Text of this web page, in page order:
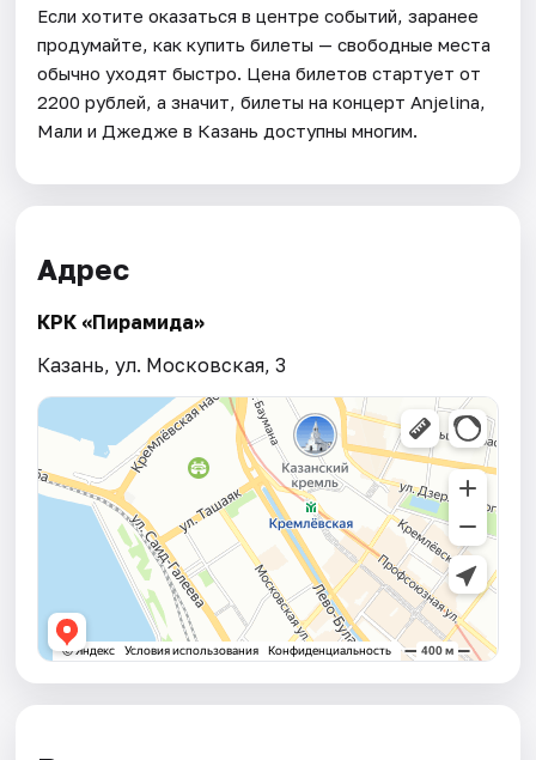
Если хотите оказаться в центре событий, заранее
продумайте, как купить билеты — свободные места
обычно уходят быстро. Цена билетов стартует от
2200 рублей, а значит, билеты на концерт Anjelina,
Мали и Джедже в Казань доступны многим.
Адрес
КРК «Пирамида»
Казань, ул. Московская, 3